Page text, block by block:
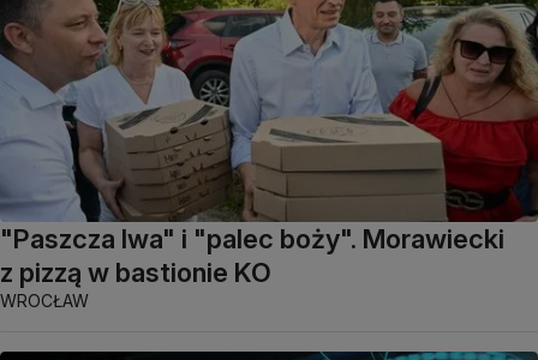
"Paszcza lwa" i "palec boży". Morawiecki
z pizzą w bastionie KO
WROCŁAW